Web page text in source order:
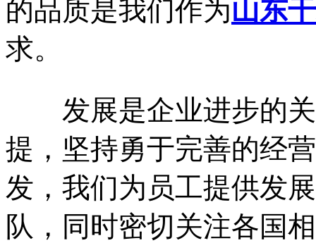
的品质是我们作为山东
求。
发展是企业进步的关
提，坚持勇于完善的经
发，我们为员工提供发
队，同时密切关注各国